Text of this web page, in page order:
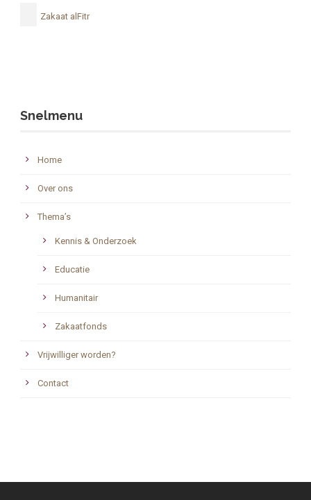
Zakaat alFitr
Snelmenu
Home
Over ons
Thema’s
Kennis & Onderzoek
Educatie
Humanitair
Zakaatfonds
Vrijwilliger worden?
Contact